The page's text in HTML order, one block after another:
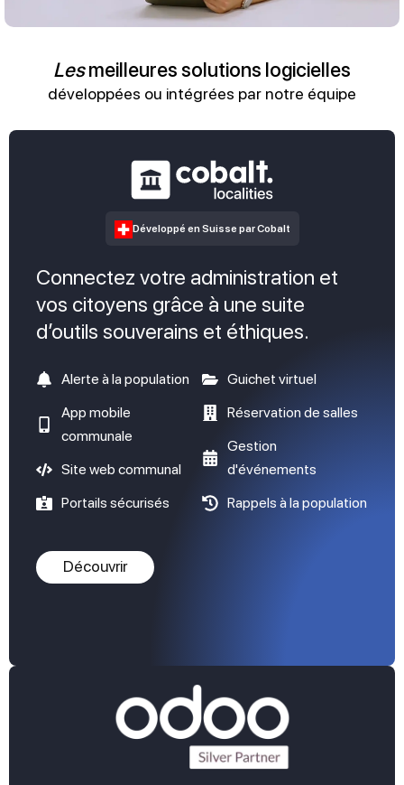
Lesmeilleures solutions logicielles
développées ou intégrées par notre équipe
Développé en Suisse par Cobalt
Connectez votre administration et
vos citoyens grâce à une suite
d’outils souverains et éthiques.
Alerte à la population
App mobile
communale
Site web communal
Portails sécurisés
Guichet virtuel
Réservation de salles
Gestion
d'événements
Rappels à la population
Découvrir